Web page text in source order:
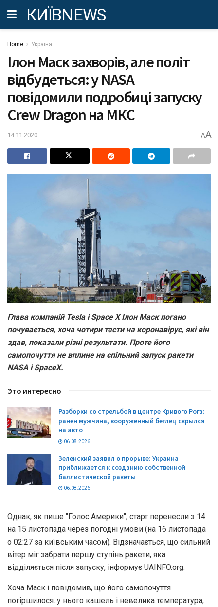
КИЇВNEWS
Home Україна
Ілон Маск захворів, але політ
відбудеться: у NASA
повідомили подробиці запуску
Crew Dragon на МКС
14.11.2020 AA
Глава компаній Tesla і Space X Ілон Маск погано
почувається, хоча чотири тести на коронавірус, які він
здав, показали різні результати. Проте його
самопочуття не вплине на спільний запуск ракети
NASA і SpaceX.
Это интересно
Разборки со стрельбой в центре Кривого Рога:
ранен мужчина, вооруженный беглец скрылся
на авто
06.08.2026
Зеленский заявил о прорыве: Украина
приближается к созданию собственной
баллистической ракеты
06.08.2026
Однак, як пише "Голос Америки", старт перенесли з 14
на 15 листопада через погодні умови (на 16 листопада
о 02:27 за київським часом). Відзначається, що сильний
вітер міг забрати першу ступінь ракети, яка
відділяється після запуску, інформує UAINFO.org.
Хоча Маск і повідомив, що його самопочуття
погіршилося, у нього кашель і невелика температура,